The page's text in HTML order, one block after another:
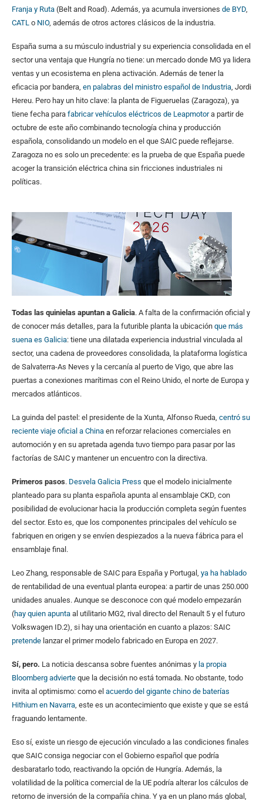
Franja y Ruta (Belt and Road). Además, ya acumula inversiones de BYD
CATL o NIO, además de otros actores clásicos de la industria.
España suma a su músculo industrial y su experiencia consolidada en el
sector una ventaja que Hungría no tiene: un mercado donde MG ya lidera
ventas y un ecosistema en plena activación. Además de tener la
eficacia por bandera, en palabras del ministro español de Industria , Jordi
Hereu. Pero hay un hito clave: la planta de Figueruelas (Zaragoza), ya
tiene fecha para fabricar vehículos eléctricos de Leapmotora partir de
octubre de este año combinando tecnología china y producción
española, consolidando un modelo en el que SAIC puede reflejarse.
Zaragoza no es solo un precedente: es la prueba de que España puede
acoger la transición eléctrica china sin fricciones industriales ni
políticas.
Todas las quinielas apuntan a Galicia. A falta de la confirmación oficial y
de conocer más detalles, para la futurible planta la ubicación que más
suena es Galicia: tiene una dilatada experiencia industrial vinculada al
sector, una cadena de proveedores consolidada, la plataforma logística
de Salvaterra-As Neves y la cercanía al puerto de Vigo, que abre las
puertas a conexiones marítimas con el Reino Unido, el norte de Europa y
mercados atlánticos.
La guinda del pastel: el presidente de la Xunta, Alfonso Rueda, centró su
reciente viaje oficial a China en reforzar relaciones comerciales en
automoción y en su apretada agenda tuvo tiempo para pasar por las
factorías de SAIC y mantener un encuentro con la directiva.
Primeros pasos. Desvela Galicia Press que el modelo inicialmente
planteado para su planta española apunta al ensamblaje CKD, con
posibilidad de evolucionar hacia la producción completa según fuentes
del sector. Esto es, que los componentes principales del vehículo se
fabriquen en origen y se envíen despiezados a la nueva fábrica para el
ensamblaje final.
Leo Zhang, responsable de SAIC para España y Portugal, ya ha hablado
de rentabilidad de una eventual planta europea: a partir de unas 250.000
unidades anuales. Aunque se desconoce con qué modelo empezarán
(hay quien apunta al utilitario MG2, rival directo del Renault 5 y el futuro
Volkswagen ID.2), si hay una orientación en cuanto a plazos: SAIC
pretende lanzar el primer modelo fabricado en Europa en 2027.
Sí, pero. La noticia descansa sobre fuentes anónimas y la propia
Bloomberg advierte que la decisión no está tomada. No obstante, todo
invita al optimismo: como el acuerdo del gigante chino de baterías
Hithium en Navarra , este es un acontecimiento que existe y que se está
fraguando lentamente.
Eso sí, existe un riesgo de ejecución vinculado a las condiciones finales
que SAIC consiga negociar con el Gobierno español que podría
desbaratarlo todo, reactivando la opción de Hungría. Además, la
volatilidad de la política comercial de la UE podría alterar los cálculos de
retorno de inversión de la compañía china. Y ya en un plano más global,